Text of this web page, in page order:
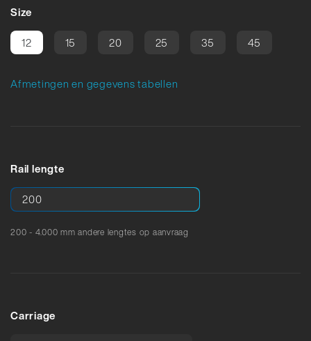
Size
12
15 20 25 35 45
Afmetingen en gegevens tabellen
Rail lengte
200 - 4.000 mm andere lengtes op aanvraag
Carriage